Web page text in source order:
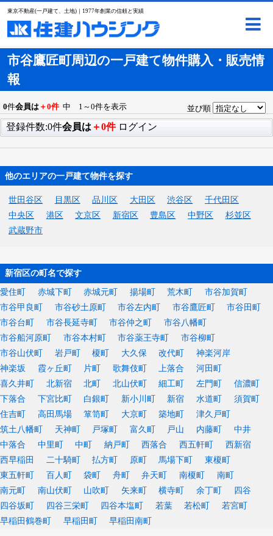
東京不動産(一戸建て、土地)｜1977年創業の信頼と実績
市谷鷹匠町周辺の一戸建て物件購入・販売情
報
0件会員は ＋0件 中 1～0件を表示 並び順
登録件数:0件会員は ＋0件 ログイン
他のエリアの一戸建て物件を探す
世田谷区 目黒区 品川区 大田区 渋谷区
千代田区
中央区
港区 文京区 新宿区 豊島区 中野区
杉並区
武蔵野市
新宿区の町名で探す
愛住町 赤城下町 赤城元町 揚場町 荒木町
市谷加賀町
市谷甲良町
市谷砂土原町 市谷左内町 市谷鷹匠町
市谷田町
市谷台町
市谷長延寺町 市谷仲之町
市谷八幡町
市谷船河原町
市谷本村町 市谷薬王寺町
市谷柳町
市谷山伏町
岩戸町 榎町 大久保 改代町
神楽河岸
神楽坂
霞ヶ丘町 片町 歌舞伎町 上落合
河田町
喜久井町
北新宿 北町 北山伏町 細工町 左門町
信濃町
下落合
下宮比町 白銀町 新小川町 新宿 水道町
須賀町
住吉町
高田馬場 箪笥町 大京町 築地町
津久戸町
筑土八幡町
天神町 戸塚町 富久町 戸山 内藤町
中井
中落合
中里町 中町 納戸町 西落合 西五軒町
西新宿
西早稲田
二十騎町 払方町 原町 馬場下町
東榎町
東五軒町
百人町 袋町 舟町 弁天町 南榎町
南町
南元町
南山伏町 山吹町 矢来町 横寺町 余丁町
四谷
四谷坂町
四谷三栄町 四谷本塩町 若葉 若松町
若宮町
早稲田鶴巻町
早稲田町 早稲田南町